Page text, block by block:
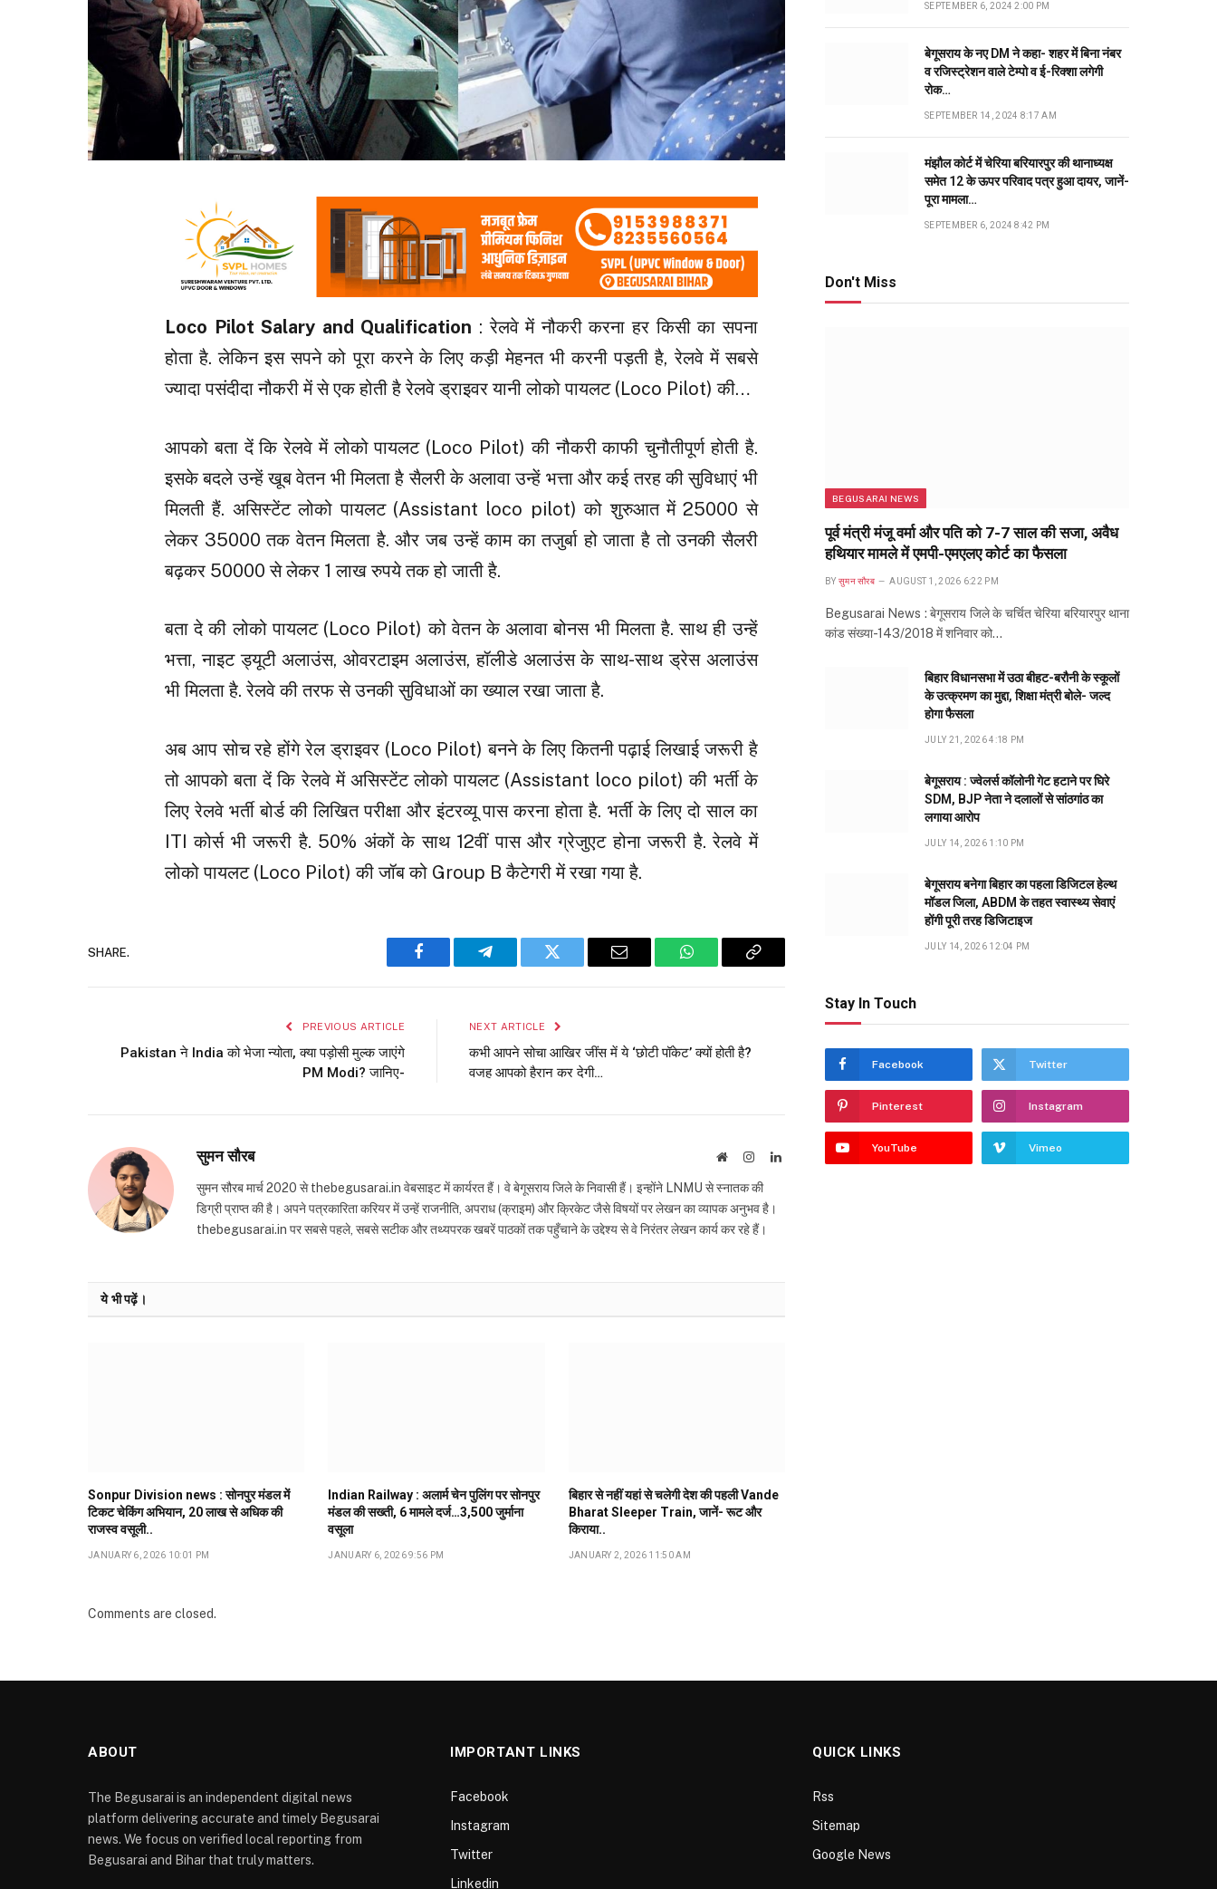
Loco Pilot Salary and Qualification : रेलवे में नौकरी करना हर किसी का सपना
होता है. लेकिन इस सपने को पूरा करने के लिए कड़ी मेहनत भी करनी पड़ती है, रेलवे में सबसे
ज्यादा पसंदीदा नौकरी में से एक होती है रेलवे ड्राइवर यानी लोको पायलट (Loco Pilot) की…
आपको बता दें कि रेलवे में लोको पायलट (Loco Pilot) की नौकरी काफी चुनौतीपूर्ण होती है.
इसके बदले उन्हें खूब वेतन भी मिलता है सैलरी के अलावा उन्हें भत्ता और कई तरह की सुविधाएं भी
मिलती हैं. असिस्टेंट लोको पायलट (Assistant loco pilot) को शुरुआत में ₹25000 से
लेकर ₹35000 तक वेतन मिलता है. और जब उन्हें काम का तजुर्बा हो जाता है तो उनकी सैलरी
बढ़कर ₹50000 से लेकर 1 लाख रुपये तक हो जाती है.
बता दे की लोको पायलट (Loco Pilot) को वेतन के अलावा बोनस भी मिलता है. साथ ही उन्हें
भत्ता, नाइट ड्यूटी अलाउंस, ओवरटाइम अलाउंस, हॉलीडे अलाउंस के साथ-साथ ड्रेस अलाउंस
भी मिलता है. रेलवे की तरफ से उनकी सुविधाओं का ख्याल रखा जाता है.
अब आप सोच रहे होंगे रेल ड्राइवर (Loco Pilot) बनने के लिए कितनी पढ़ाई लिखाई जरूरी है
तो आपको बता दें कि रेलवे में असिस्टेंट लोको पायलट (Assistant loco pilot) की भर्ती के
लिए रेलवे भर्ती बोर्ड की लिखित परीक्षा और इंटरव्यू पास करना होता है. भर्ती के लिए दो साल का
ITI कोर्स भी जरूरी है. 50% अंकों के साथ 12वीं पास और ग्रेजुएट होना जरूरी है. रेलवे में
लोको पायलट (Loco Pilot) की जॉब को Group B कैटेगरी में रखा गया है.
SHARE.
Facebook Telegram Twitter Email WhatsAppCopy
PREVIOUS ARTICLE
Pakistan ने India को भेजा न्योता, क्या पड़ोसी मुल्क जाएंगे
PM Modi? जानिए-
NEXT ARTICLE
कभी आपने सोचा आखिर जींस में ये ‘छोटी पॉकेट’ क्यों होती है?
वजह आपको हैरान कर देगी…
सुमन सौरब WebsiteInstagramLinkedIn
सुमन सौरब मार्च 2020 से thebegusarai.in वेबसाइट में कार्यरत हैं। वे बेगूसराय जिले के निवासी हैं। इन्होंने LNMU से स्नातक की
डिग्री प्राप्त की है। अपने पत्रकारिता करियर में उन्हें राजनीति, अपराध (क्राइम) और क्रिकेट जैसे विषयों पर लेखन का व्यापक अनुभव है।
thebegusarai.in पर सबसे पहले, सबसे सटीक और तथ्यपरक खबरें पाठकों तक पहुँचाने के उद्देश्य से वे निरंतर लेखन कार्य कर रहे हैं।
ये भी पढ़ें।
Sonpur Division news : सोनपुर मंडल में
टिकट चेकिंग अभियान, ₹20 लाख से अधिक की
राजस्व वसूली..
JANUARY 6, 2026 10:01 PM
Indian Railway : अलार्म चेन पुलिंग पर सोनपुर
मंडल की सख्ती, 6 मामले दर्ज…₹3,500 जुर्माना
वसूला
JANUARY 6, 2026 9:56 PM
बिहार से नहीं यहां से चलेगी देश की पहली Vande
Bharat Sleeper Train, जानें- रूट और
किराया..
JANUARY 2, 2026 11:50 AM
Comments are closed.
SEPTEMBER 6, 2024 2:00 PM
बेगूसराय के नए DM ने कहा- शहर में बिना नंबर
व रजिस्ट्रेशन वाले टेम्पो व ई-रिक्शा लगेगी
रोक…
SEPTEMBER 14, 2024 8:17 AM
मंझौल कोर्ट में चेरिया बरियारपुर की थानाध्यक्ष
समेत 12 के ऊपर परिवाद पत्र हुआ दायर, जानें-
पूरा मामला…
SEPTEMBER 6, 2024 8:42 PM
Don't Miss
BEGUSARAI NEWS
पूर्व मंत्री मंजू वर्मा और पति को 7-7 साल की सजा, अवैध
हथियार मामले में एमपी-एमएलए कोर्ट का फैसला
BY सुमन सौरब AUGUST 1, 2026 6:22 PM
Begusarai News : बेगूसराय जिले के चर्चित चेरिया बरियारपुर थाना
कांड संख्या-143/2018 में शनिवार को…
बिहार विधानसभा में उठा बीहट-बरौनी के स्कूलों
के उत्क्रमण का मुद्दा, शिक्षा मंत्री बोले- जल्द
होगा फैसला
JULY 21, 2026 4:18 PM
बेगूसराय : ज्वेलर्स कॉलोनी गेट हटाने पर घिरे
SDM, BJP नेता ने दलालों से सांठगांठ का
लगाया आरोप
JULY 14, 2026 1:10 PM
बेगूसराय बनेगा बिहार का पहला डिजिटल हेल्थ
मॉडल जिला, ABDM के तहत स्वास्थ्य सेवाएं
होंगी पूरी तरह डिजिटाइज
JULY 14, 2026 12:04 PM
Stay In Touch
Facebook Twitter
Pinterest Instagram
YouTube Vimeo
ABOUT
The Begusarai is an independent digital news
platform delivering accurate and timely Begusarai
news. We focus on verified local reporting from
Begusarai and Bihar that truly matters.
IMPORTANT LINKS
Facebook
Instagram
Twitter
Linkedin
QUICK LINKS
Rss
Sitemap
Google News